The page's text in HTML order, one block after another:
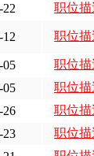
22 职位描
12 职位描
05
职位描
05
职位描
26
职位描
23
职位描